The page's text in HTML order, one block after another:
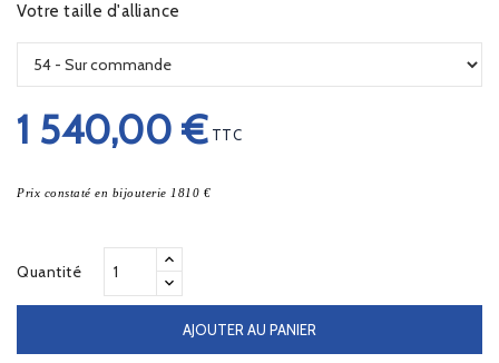
Votre taille d'alliance
1 540,00 € TTC
Prix constaté en bijouterie 1810 €
Quantité
AJOUTER AU PANIER